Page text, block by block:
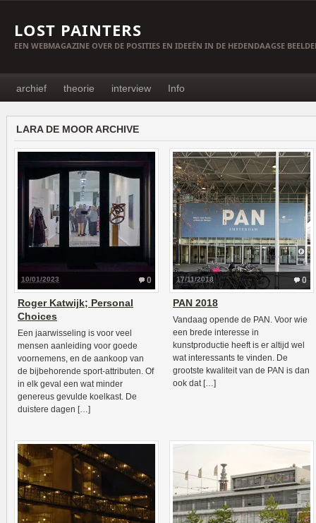
LOST PAINTERS
EEN WEBMAGAZINE OVER DE POSITIES EN IDEEËN IN DE HEDENDAAGSE
archief theorie interview Info
LARA DE MOOR ARCHIVE
0
10/01/2023
Roger Katwijk; Personal
Choices
Een jaarwisseling is voor veel
mensen aanleiding voor goede
voornemens, en de aankoop van
de bijbehorende sport-attributen. Of
in elk geval een wat minder
genereus gevulde koelkast. De
duistere dagen […]
0
17/11/2018
PAN 2018
Vandaag opende de PAN. Voor wie
een brede interesse in
kunstproductie heeft is er altijd wel
wat interessants te vinden. De
grootste kwaliteit van de PAN is dan
ook dat […]